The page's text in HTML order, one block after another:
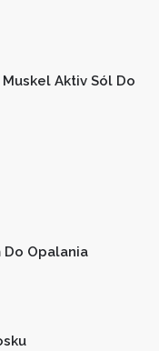
Aktiv Sól Do
Opalania